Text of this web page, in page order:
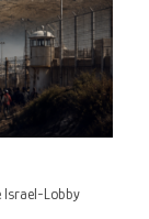
Israel-Lobby